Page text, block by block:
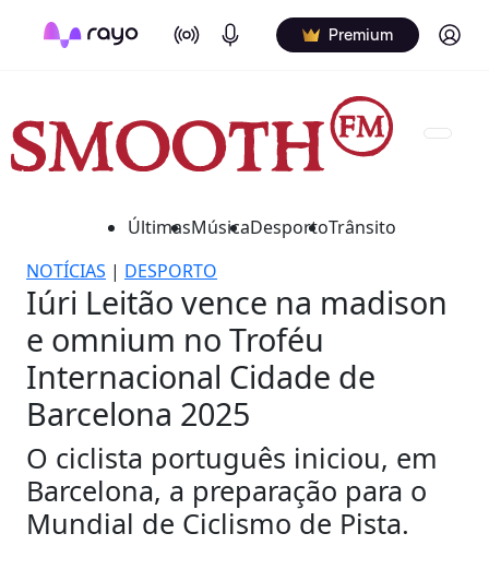
On Air Podcasts Premium Log in
ÚltimasMúsicaDesportoTrânsito
NOTÍCIAS | DESPORTO
Iúri Leitão vence na madison
e omnium no Troféu
Internacional Cidade de
Barcelona 2025
O ciclista português iniciou, em
Barcelona, a preparação para o
Mundial de Ciclismo de Pista.